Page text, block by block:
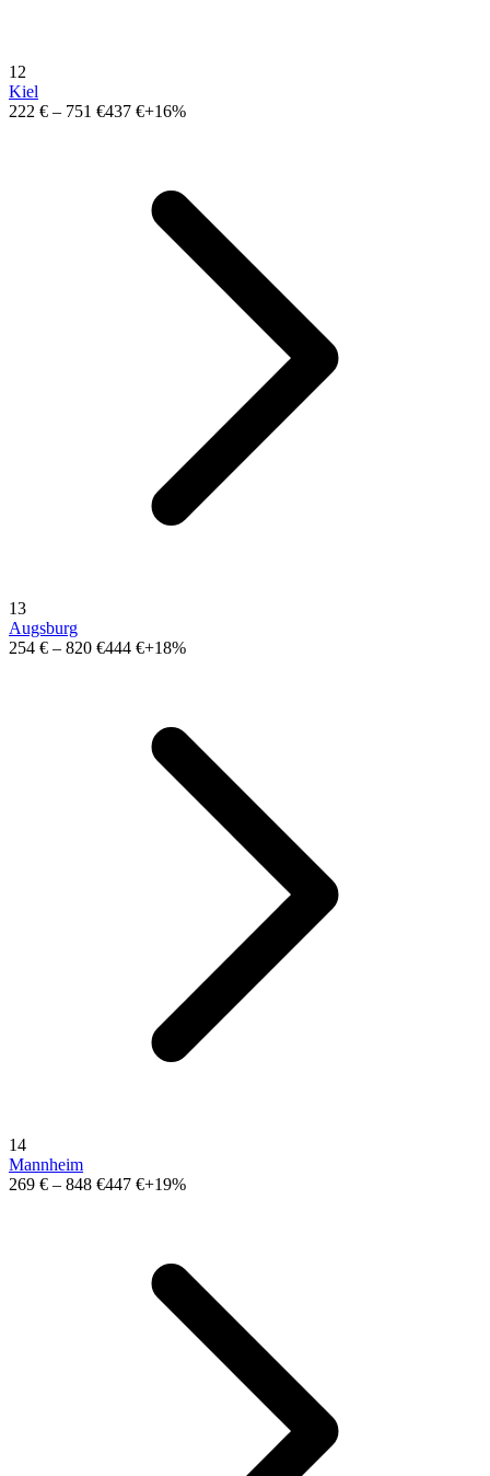
12
Kiel
222 € – 751 €437 €+16%
13
Augsburg
254 € – 820 €444 €+18%
14
Mannheim
269 € – 848 €447 €+19%